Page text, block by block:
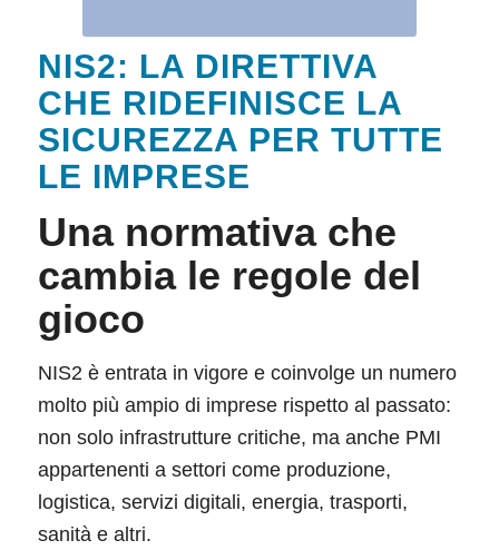
NIS2: LA DIRETTIVA
CHE RIDEFINISCE LA
SICUREZZA PER TUTTE
LE IMPRESE
Una normativa che
cambia le regole del
gioco
NIS2 è entrata in vigore e coinvolge un numero
molto più ampio di imprese rispetto al passato:
non solo infrastrutture critiche, ma anche PMI
appartenenti a settori come produzione,
logistica, servizi digitali, energia, trasporti,
sanità e altri.